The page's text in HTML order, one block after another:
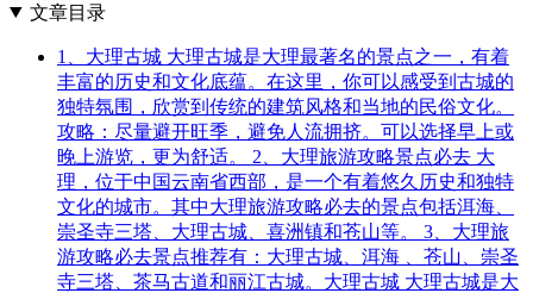
文章目录
1、大理古城 大理古城是大理最著名的景点之一，有着
丰富的历史和文化底蕴。在这里，你可以感受到古城的
独特氛围，欣赏到传统的建筑风格和当地的民俗文化。
攻略：尽量避开旺季，避免人流拥挤。可以选择早上或
晚上游览，更为舒适。 2、大理旅游攻略景点必去 大
理，位于中国云南省西部，是一个有着悠久历史和独特
文化的城市。其中大理旅游攻略必去的景点包括洱海、
崇圣寺三塔、大理古城、喜洲镇和苍山等。 3、大理旅
游攻略必去景点推荐有：大理古城、洱海 、苍山、崇圣
寺三塔、茶马古道和丽江古城。大理古城 大理古城是大